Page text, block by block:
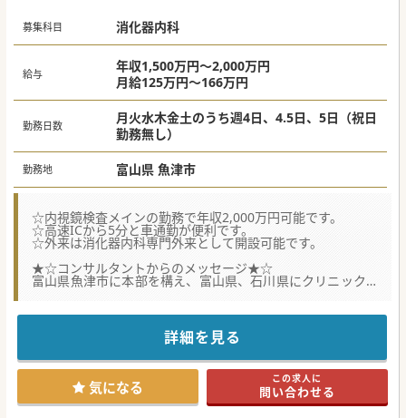
#秋入職可
募集科目 消化器内科
給与
年収1,500万円～2,000万円
月給125万円～166万円
勤務日数
月火水木金土のうち週4日、4.5日、5日（祝日
勤務無し）
勤務地 富山県 魚津市
☆内視鏡検査メインの勤務で年収2,000万円可能です。
☆高速ICから5分と車通勤が便利です。
☆外来は消化器内科専門外来として開設可能です。
★☆コンサルタントからのメッセージ★☆
富山県魚津市に本部を構え、富山県、石川県にクリニック、
介護施設等を展開しております。
考えており、増員募集です。
上下部内視鏡を対応をお願いできる先生を歓迎しておりま
県外からの転居をお考えの場合、住宅手当や赴任手当の支給
も可能です。
お気軽にお問い合わせください。
#秋入職可
詳細を見る
気になる この求人に
問い合わせる